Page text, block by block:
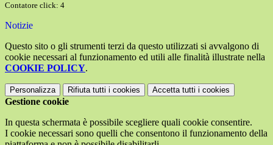
Contatore click: 4
Notizie
Questo sito o gli strumenti terzi da questo utilizzati si avvalgono di
cookie necessari al funzionamento ed utili alle finalità illustrate nella
COOKIE POLICY.
Personalizza Rifiuta tutti i cookies Accetta tutti i cookies
Gestione cookie
In questa schermata è possibile scegliere quali cookie consentire.
I cookie necessari sono quelli che consentono il funzionamento della